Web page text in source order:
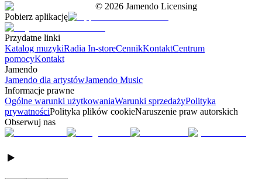
© 2026 Jamendo Licensing
Pobierz aplikację
Przydatne linki
Katalog muzykiRadia In-storeCennikKontaktCentrum
pomocyKontakt
Jamendo
Jamendo dla artystówJamendo Music
Informacje prawne
Ogólne warunki użytkowaniaWarunki sprzedażyPolityka
prywatnościPolityka plików cookieNaruszenie praw autorskich
Obserwuj nas